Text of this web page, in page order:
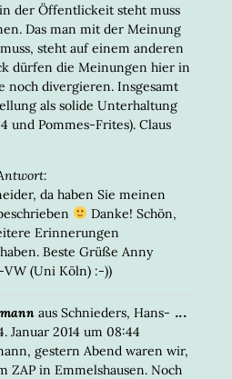
der Öffentlickeit steht muss
Das man mit der Meinung
steht auf einem anderen
dürfen die Meinungen hier in
noch divergieren. Insgesamt
als solide Unterhaltung
und Pommes-Frites). Claus
da haben Sie meinen
Danke! Schön,
Erinnerungen
Beste Grüße Anny
(Uni Köln) :-))
aus Schnieders, Hans-
Januar 2014 um 08:44
gestern Abend waren wir,
ZAP in Emmelshausen. Noch
...DIESE
EIN-/